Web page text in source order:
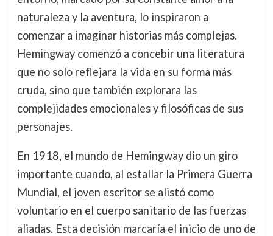
naturaleza y la aventura, lo inspiraron a
comenzar a imaginar historias más complejas.
Hemingway comenzó a concebir una literatura
que no solo reflejara la vida en su forma más
cruda, sino que también explorara las
complejidades emocionales y filosóficas de sus
personajes.
En 1918, el mundo de Hemingway dio un giro
importante cuando, al estallar la Primera Guerra
Mundial, el joven escritor se alistó como
voluntario en el cuerpo sanitario de las fuerzas
aliadas. Esta decisión marcaría el inicio de uno de